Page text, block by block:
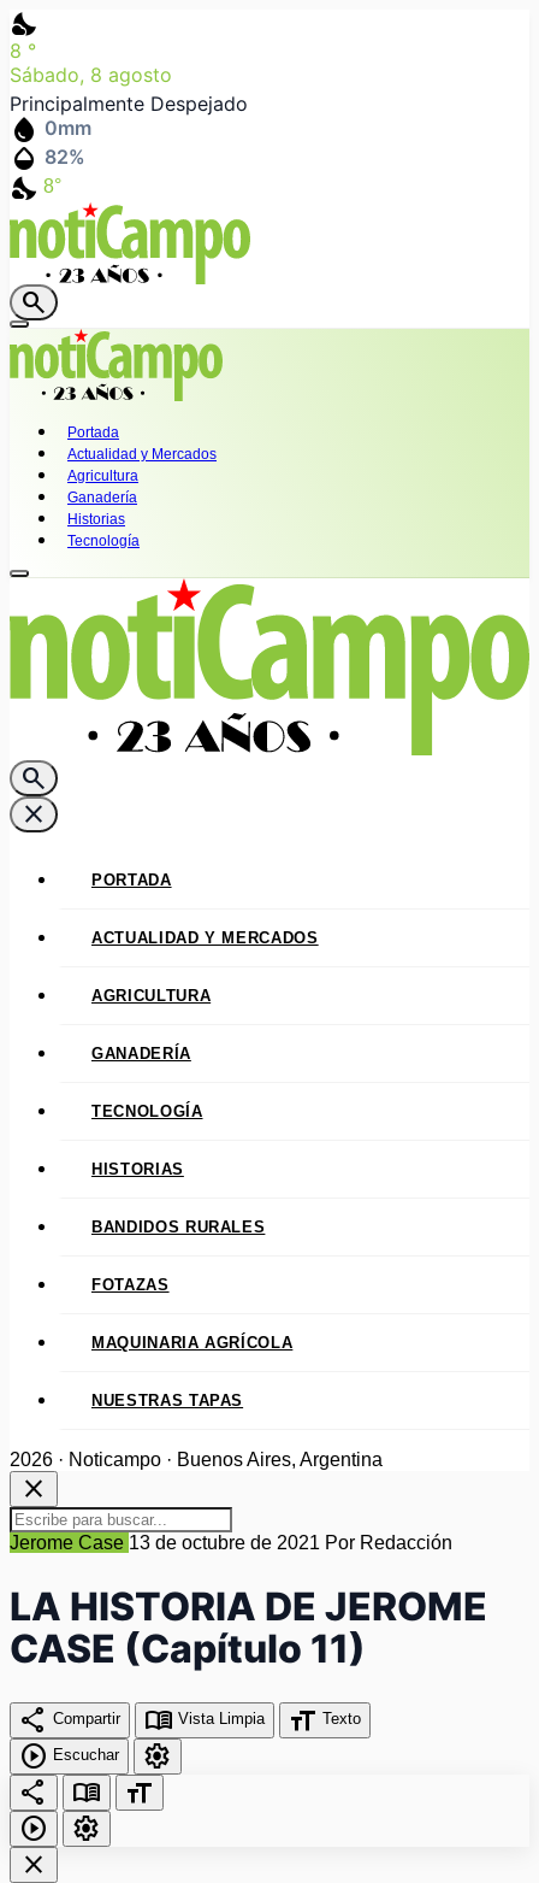
nights_stay
8 °
Sábado, 8 agosto
Principalmente Despejado
water_drop 0mm
humidity_mid 82%
nights_stay 8°
search
Portada
Actualidad y Mercados
Agricultura
Ganadería
Historias
Tecnología
search
close
PORTADA
ACTUALIDAD Y MERCADOS
AGRICULTURA
GANADERÍA
TECNOLOGÍA
HISTORIAS
BANDIDOS RURALES
FOTAZAS
MAQUINARIA AGRÍCOLA
NUESTRAS TAPAS
2026 · Noticampo · Buenos Aires, Argentina
close
Jerome Case 13 de octubre de 2021 Por Redacción
LA HISTORIA DE JEROME
CASE (Capítulo 11)
share Compartir menu_book Vista Limpia format_size Texto
play_circle Escuchar
settings
share
menu_book
format_size
play_circle
settings
close